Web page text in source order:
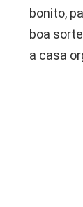
bonito,
boa
a casa